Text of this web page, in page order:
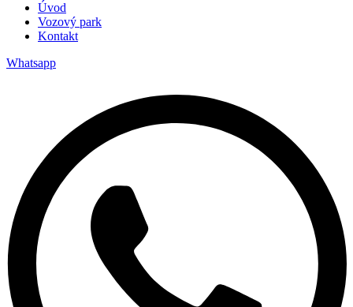
Úvod
Vozový park
Kontakt
Whatsapp